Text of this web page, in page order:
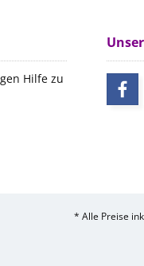
Hilfe zu
* Alle Preise